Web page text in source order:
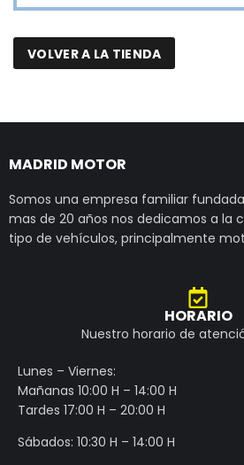
VOLVER A LA TIENDA
MADRID MOTOR
Somos una empresa familiar
mas de 20 años nos dedicamos a la
tipo de vehículos, principalmente
HORARIO
Nuestro horario de
Lunes – Viernes:
Mañanas 10:00 H – 14:00 H
Tardes 17:00 H – 20:00 H
Sábados: 10:30 H – 14:00 H